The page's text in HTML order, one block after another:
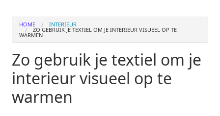
HOME INTERIEUR
ZO GEBRUIK JE TEXTIEL OM JE INTERIEUR VISUEEL OP TE
WARMEN
Zo gebruik je textiel om je
interieur visueel op te
warmen